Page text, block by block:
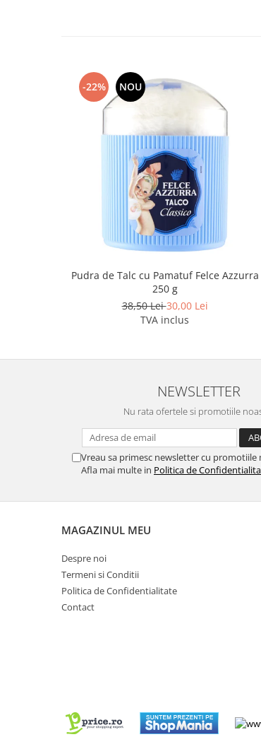
-22% NOU
Pudra de Talc cu Pamatuf Felce Azzurra
250 g
38,50 Lei30,00 Lei
TVA inclus
NEWSLETTER
Nu rata ofertele si promotiile
Vreau sa primesc newsletter cu promotiile
Afla mai multe in Politica de
MAGAZINUL MEU
Despre noi
Termeni si Conditii
Politica de Confidentialitate
Contact